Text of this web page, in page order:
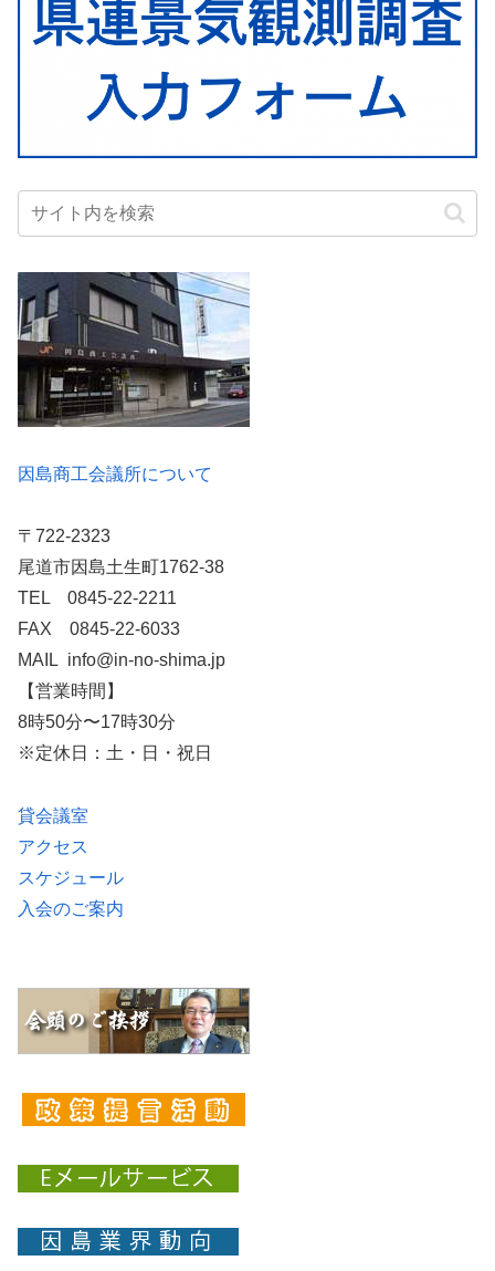
因島商工会議所について
〒722-2323
尾道市因島土生町1762-38
TEL 0845-22-2211
FAX 0845-22-6033
MAIL info@in-no-shima.jp
【営業時間】
8時50分〜17時30分
※定休日：土・日・祝日
貸会議室
アクセス
スケジュール
入会のご案内